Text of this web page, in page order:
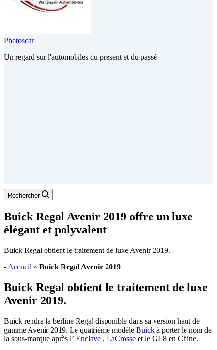
Photoscar
Un regard sur l'automobiles du présent et du passé
Rechercher
Buick Regal Avenir 2019 offre un luxe
élégant et polyvalent
Buick Regal obtient le traitement de luxe Avenir 2019.
- Accueil » Buick Regal Avenir 2019
Buick Regal obtient le traitement de luxe
Avenir 2019.
Buick rendra la berline Regal disponible dans sa version haut de
gamme Avenir 2019. Le quatrième modèle Buick à porter le nom de
la sous-marque après l’ Enclave , LaCrosse et le GL8 en Chine.